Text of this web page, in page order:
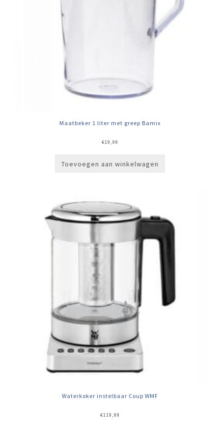
Maatbeker 1 liter met greep Bamix
€19,99
Toevoegen aan winkelwagen
Waterkoker instelbaar Coup WMF
€119,99